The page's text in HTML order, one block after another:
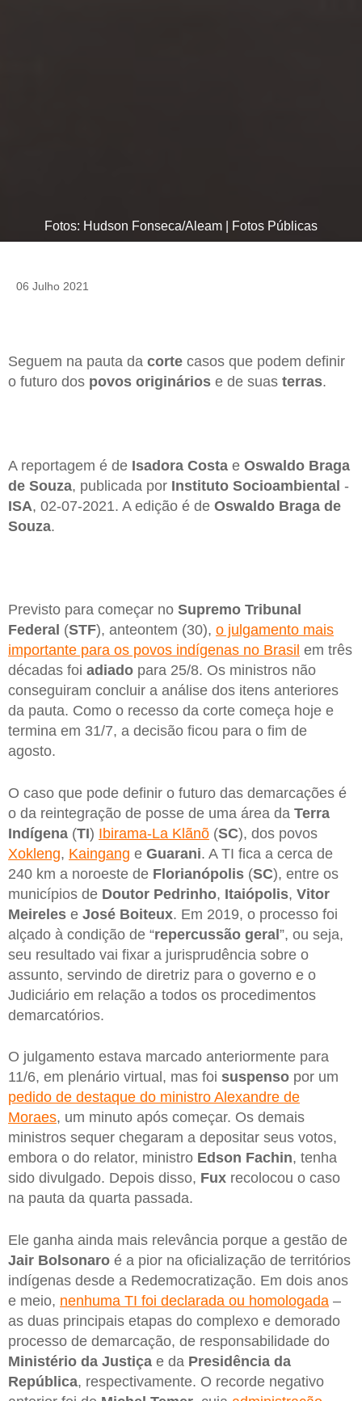
Fotos: Hudson Fonseca/Aleam | Fotos Públicas
06 Julho 2021
Seguem na pauta da corte casos que podem definir
o futuro dos povos originários e de suas terras.
A reportagem é de Isadora Costa e Oswaldo Braga
de Souza, publicada por Instituto Socioambiental -
ISA, 02-07-2021. A edição é de Oswaldo Braga de
Souza.
Previsto para começar no Supremo Tribunal
Federal (STF), anteontem (30), o julgamento mais
importante para os povos indígenas no Brasil em três
décadas foi adiado para 25/8. Os ministros não
conseguiram concluir a análise dos itens anteriores
da pauta. Como o recesso da corte começa hoje e
termina em 31/7, a decisão ficou para o fim de
agosto.
O caso que pode definir o futuro das demarcações é
o da reintegração de posse de uma área da Terra
Indígena (TI) Ibirama-La Klãnõ (SC), dos povos
Xokleng, Kaingang e Guarani. A TI fica a cerca de
240 km a noroeste de Florianópolis (SC), entre os
municípios de Doutor Pedrinho, Itaiópolis, Vitor
Meireles e José Boiteux. Em 2019, o processo foi
alçado à condição de “repercussão geral”, ou seja,
seu resultado vai fixar a jurisprudência sobre o
assunto, servindo de diretriz para o governo e o
Judiciário em relação a todos os procedimentos
demarcatórios.
O julgamento estava marcado anteriormente para
11/6, em plenário virtual, mas foi suspenso por um
pedido de destaque do ministro Alexandre de
Moraes, um minuto após começar. Os demais
ministros sequer chegaram a depositar seus votos,
embora o do relator, ministro Edson Fachin, tenha
sido divulgado. Depois disso, Fux recolocou o caso
na pauta da quarta passada.
Ele ganha ainda mais relevância porque a gestão de
Jair Bolsonaro é a pior na oficialização de territórios
indígenas desde a Redemocratização. Em dois anos
e meio, nenhuma TI foi declarada ou homologada ‒
as duas principais etapas do complexo e demorado
processo de demarcação, de responsabilidade do
Ministério da Justiça e da Presidência da
República, respectivamente. O recorde negativo